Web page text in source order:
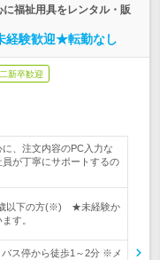
福祉用具をレンタル・販
経験歓迎★転勤なし
新卒歓迎
、注文内容のPC入力な
が丁寧にサポートするの
歳以下の方(※) ★未経験か
す。
ス停から徒歩1～2分 ※メ